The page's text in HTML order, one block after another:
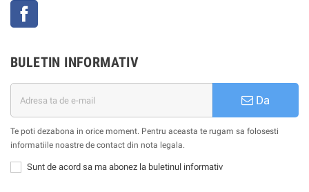
BULETIN INFORMATIV
Da
Te poti dezabona in orice moment. Pentru aceasta te rugam sa folosesti
informatiile noastre de contact din nota legala.
Sunt de acord sa ma abonez la buletinul informativ